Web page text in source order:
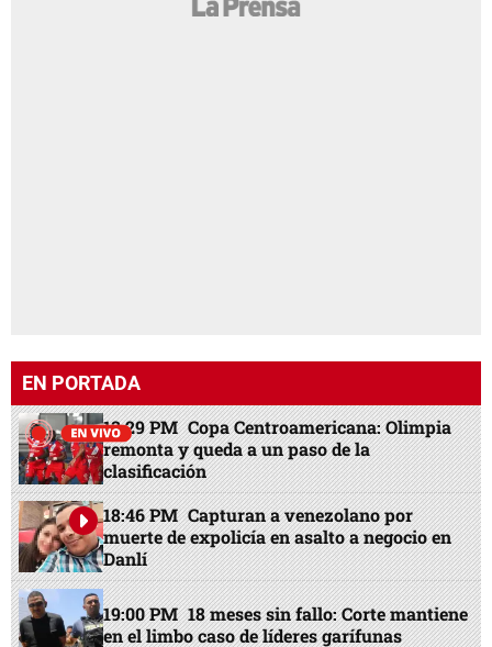
EN PORTADA
13:29 PM Copa Centroamericana: Olimpia
remonta y queda a un paso de la
clasificación
18:46 PM Capturan a venezolano por
muerte de expolicía en asalto a negocio en
Danlí
19:00 PM 18 meses sin fallo: Corte mantiene
en el limbo caso de líderes garífunas